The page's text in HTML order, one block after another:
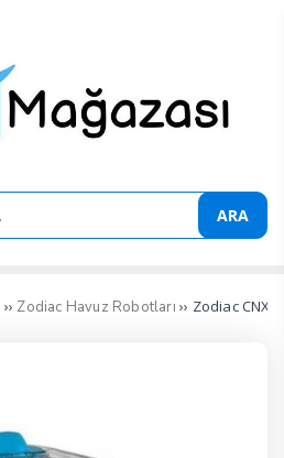
ARA
›› Zodiac Havuz Robotları ›› Zodiac CNX